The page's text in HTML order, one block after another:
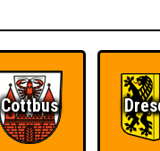
Cottbus